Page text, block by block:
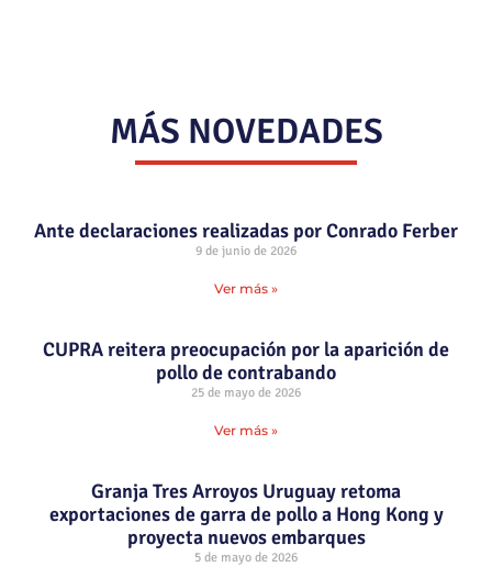
MÁS NOVEDADES
Ante declaraciones realizadas por Conrado Ferber
9 de junio de 2026
Ver más »
CUPRA reitera preocupación por la aparición de
pollo de contrabando
25 de mayo de 2026
Ver más »
Granja Tres Arroyos Uruguay retoma
exportaciones de garra de pollo a Hong Kong y
proyecta nuevos embarques
5 de mayo de 2026